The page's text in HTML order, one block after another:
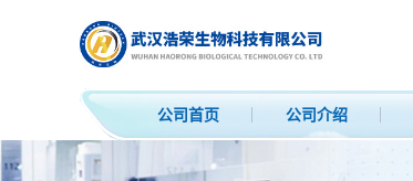
公司首页 公司介绍